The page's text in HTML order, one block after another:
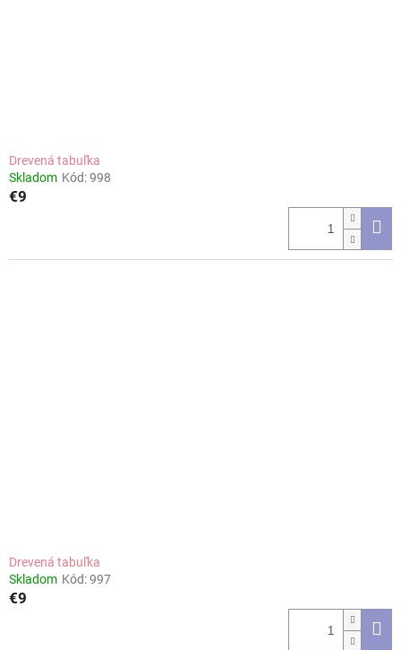
Drevená tabuľka
Skladom Kód:998
€9
Drevená tabuľka
Skladom Kód:997
€9